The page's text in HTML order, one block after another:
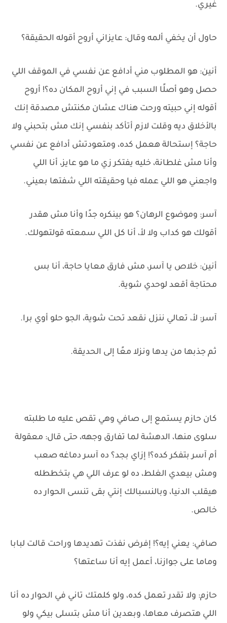
غيري.
حاول أن يخفي ألمه وقال: عايزاني أروح أقوله الحقيقة؟
أنين: هو المطلوب مني أدافع عن نفسي في الموقف اللي
حصل وهو أصلًا السبب في إني أروح المكان ده؟! أروح
أقوله إني حبيته ورحت هناك عشان مكنتش مصدقة إنك
بالأخلاق ديه وقلت لازم أتأكد بنفسي إنك مش بتحبني ولا
حاجة؟ إستحالة هعمل كده، ومتعودتش أدافع عن نفسي
وأنا مش غلطانة، خليه يفتكر زي ما هو عايز، أنا اللي
واجعني هو اللي عمله فيا وحقيقته اللي شفتها بعيني.
آسر: وموضوع الرهان؟ هو بينكره جدًا وأنا مش هقدر
أقولك هو كداب ولا لأ، أنا كل اللي سمعته قولتهولك.
أنين: خلاص يا آسر، مش فارق معايا حاجة، أنا بس
محتاجة أقعد لوحدي شوية.
آسر: لأ، تعالي ننزل نقعد تحت شوية، الجو حلو أوي برا.
ثم جذبها من يدها ونزلا معًا إلى الحديقة.
كان حازم يستمع إلى صافي وهي تقص عليه ما طلبته
سلوى منها، الدهشة لما تفارق وجهه، حتى قال: معقولة
أم آسر بتفكر كده؟! إزاي بجد؟ ده آسر دماغه صعب
ومش بيعدي الغلط، ده لو عرف اللي هي بتخططله
هيقلب الدنيا، وبالنسبالك إنتي بقى تنسى الحوار ده
خالص.
صافي: يعني إيه؟! إفرض نفذت تهديدها وراحت قالت لبابا
وماما على جوازنا، أعمل إيه أنا ساعتها؟
حازم: ولا تقدر تعمل كده، ولو كلمتك تاني في الحوار ده أنا
اللي هتصرف معاها، وبعدين أنا مش بتسلى بيكي ولو